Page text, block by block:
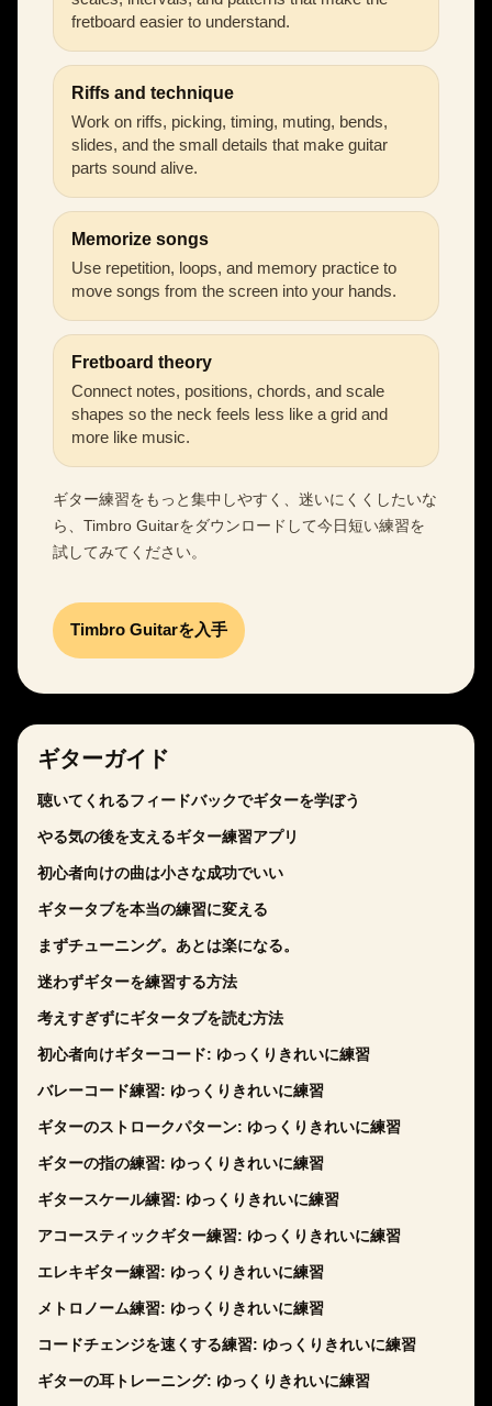
fretboard easier to understand.
Riffs and technique
Work on riffs, picking, timing, muting, bends,
slides, and the small details that make guitar
parts sound alive.
Memorize songs
Use repetition, loops, and memory practice to
move songs from the screen into your hands.
Fretboard theory
Connect notes, positions, chords, and scale
shapes so the neck feels less like a grid and
more like music.
ギター練習をもっと集中しやすく、迷いにくくしたいな
ら、Timbro Guitarをダウンロードして今日短い練習を
試してみてください。
Timbro Guitarを入手
ギターガイド
聴いてくれるフィードバックでギターを学ぼう
やる気の後を支えるギター練習アプリ
初心者向けの曲は小さな成功でいい
ギタータブを本当の練習に変える
まずチューニング。あとは楽になる。
迷わずギターを練習する方法
考えすぎずにギタータブを読む方法
初心者向けギターコード: ゆっくりきれいに練習
バレーコード練習: ゆっくりきれいに練習
ギターのストロークパターン: ゆっくりきれいに練習
ギターの指の練習: ゆっくりきれいに練習
ギタースケール練習: ゆっくりきれいに練習
アコースティックギター練習: ゆっくりきれいに練習
エレキギター練習: ゆっくりきれいに練習
メトロノーム練習: ゆっくりきれいに練習
コードチェンジを速くする練習: ゆっくりきれいに練習
ギターの耳トレーニング: ゆっくりきれいに練習